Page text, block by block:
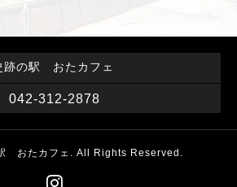
跡の駅 おたカフェ
042-312-2878
おたカフェ . All Rights Reserved.